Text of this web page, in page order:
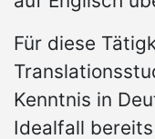
Für diese
Kenntnis in
Idealfall